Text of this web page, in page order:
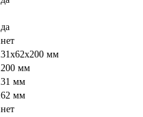
да
нет
31х62х200 мм
200 мм
31 мм
62 мм
нет